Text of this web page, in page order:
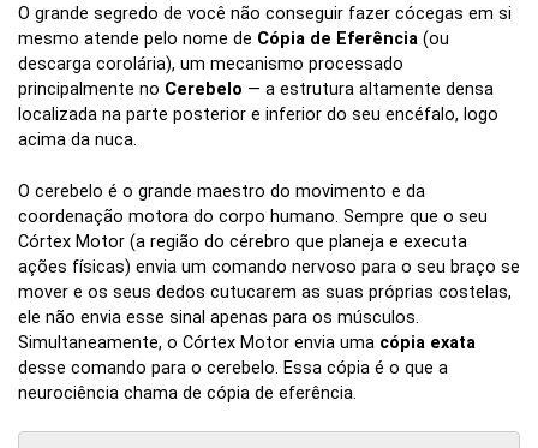
O grande segredo de você não conseguir fazer cócegas em si
mesmo atende pelo nome de Cópia de Eferência (ou
descarga corolária), um mecanismo processado
principalmente no Cerebelo — a estrutura altamente densa
localizada na parte posterior e inferior do seu encéfalo, logo
acima da nuca.
O cerebelo é o grande maestro do movimento e da
coordenação motora do corpo humano. Sempre que o seu
Córtex Motor (a região do cérebro que planeja e executa
ações físicas) envia um comando nervoso para o seu braço se
mover e os seus dedos cutucarem as suas próprias costelas,
ele não envia esse sinal apenas para os músculos.
Simultaneamente, o Córtex Motor envia uma cópia exata
desse comando para o cerebelo. Essa cópia é o que a
neurociência chama de cópia de eferência.